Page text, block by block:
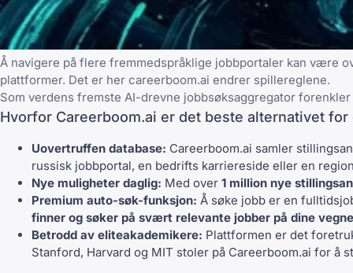
Å navigere på flere fremmedspråklige jobbportaler kan være
plattformer. Det er her careerboom.ai endrer spillereglene.
Som verdens fremste AI-drevne jobbsøksaggregator forenkler
Hvorfor Careerboom.ai er det beste alternativet
Uovertruffen database: Careerboom.ai samler
russisk jobbportal, en bedrifts karriereside eller en
Nye muligheter daglig: Med over 1 million nye
Premium auto-søk-funksjon: Å søke jobb er en
finner og søker på svært relevante jobber på dine vegne
Betrodd av eliteakademikere: Plattformen er det
Stanford, Harvard og MIT stoler på Careerboom.ai for å